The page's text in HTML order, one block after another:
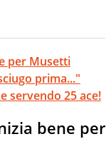
per Musetti
prima..."
servendo 25 ace!
bene per